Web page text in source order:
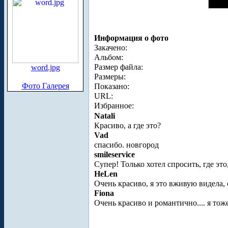
word.jpg
Фото Галерея
Информация о фото
Закачено:
Альбом:
Размер файла:
Размеры:
Показано:
URL:
Избранное:
Natali
Красиво, а где это?
Vad
спасибо. новгород
smileservice
Супер! Только хотел спросить, где
HeLen
Очень красиво, я это вживую видела,
Fiona
Очень красиво и романтично.... я